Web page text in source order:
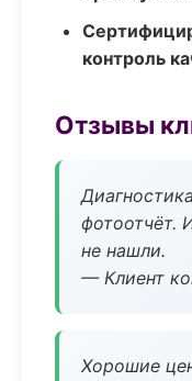
контроль
Отзывы
фотоотчёт.
не нашли.
— Клиент
Хорошие